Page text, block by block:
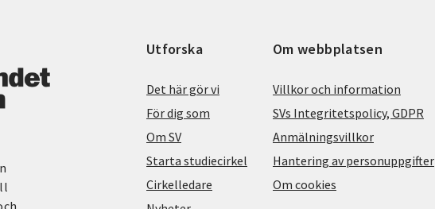
Utforska
Det här gör vi
För dig som
Om SV
Starta studiecirkel
Cirkelledare
Om webbplatsen
Villkor och information
SVs Integritetspolicy, GDPR
Anmälningsvillkor
Hantering av personuppgifter
Om cookies